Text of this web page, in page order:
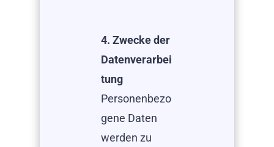
4. Zwecke der
Datenverarbei
tung
Personenbezo
gene Daten
werden zu